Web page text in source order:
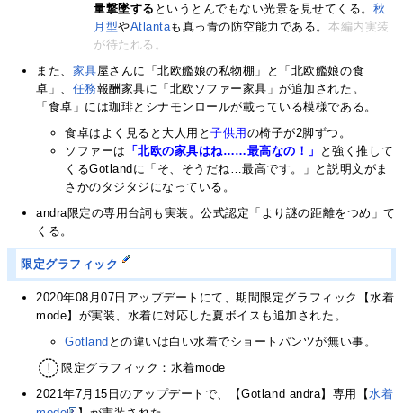
量撃墜する というとんでもない光景を見せてくる。 秋
月型やAtlantaも真っ青の防空能力である。 本編内実装
が待たれる。
また、 家具屋さんに「北欧艦娘の私物棚」と「北欧艦娘の食
卓」、 任務報酬家具に「北欧ソファー家具」が追加された。
「食卓」には珈琲とシナモンロールが載っている模様である。
食卓はよく見ると大人用と子供用 の椅子が2脚ずつ。
ソファーは 「北欧の家具はね……最高なの！」
と強く推して
くるGotlandに「そ、そうだね…最高です。」と説明文がま
さかのタジタジになっている。
andra限定の専用台詞も実装。公式認定「より謎の距離をつめ」て
くる。
限定グラフィック
2020年08月07日アップデートにて、期間限定グラフィック【水着
mode】が実装、水着に対応した夏ボイスも追加された。
Gotland との違いは白い水着でショートパンツが無い事。
限定グラフィック：水着mode
2021年7月15日のアップデートで、【Gotland andra】専用【水着